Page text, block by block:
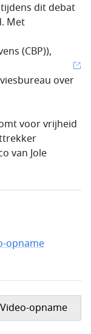
dit debat
Met
(CBP)),
over
voor vrijheid
van Jole
opname
Video-opname